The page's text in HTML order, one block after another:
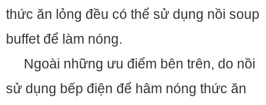
thức ăn lỏng đều có thể sử dụng nồi soup
buffet để làm nóng.
Ngoài những ưu điểm bên trên, do nồi
sử dụng bếp điện để hâm nóng thức ăn